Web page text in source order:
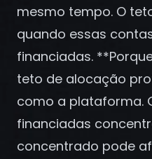
mesmo tempo. O
quando essas
financiadas.
teto de alocação
como a plataforma.
financiadas
concentrado pode